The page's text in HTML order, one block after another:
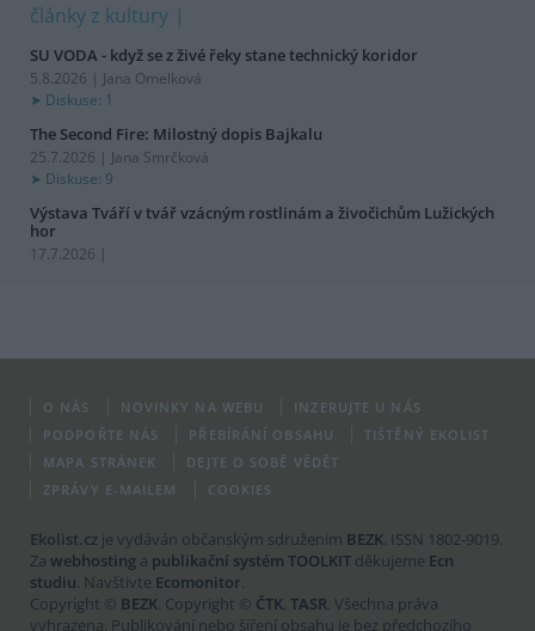
články z kultury
SU VODA - když se z živé řeky stane technický koridor
5.8.2026 | Jana Omelková
Diskuse: 1
The Second Fire: Milostný dopis Bajkalu
25.7.2026 | Jana Smrčková
Diskuse: 9
Výstava Tváří v tvář vzácným rostlinám a živočichům Lužických
hor
17.7.2026 |
O NÁS NOVINKY NA WEBU
INZERUJTE U NÁS
PODPOŘTE NÁS
PŘEBÍRÁNÍ OBSAHU
TIŠTĚNÝ EKOLIST
MAPA STRÁNEK
DEJTE O SOBĚ VĚDĚT
ZPRÁVY E-MAILEM
COOKIES
Ekolist.cz je vydáván občanským sdružením BEZK. ISSN 1802-9019.
Za webhosting a publikační systém TOOLKIT děkujeme Ecn
studiu. Navštivte Ecomonitor.
Copyright © BEZK. Copyright © ČTK, TASR. Všechna práva
vyhrazena. Publikování nebo šíření obsahu je bez předchozího